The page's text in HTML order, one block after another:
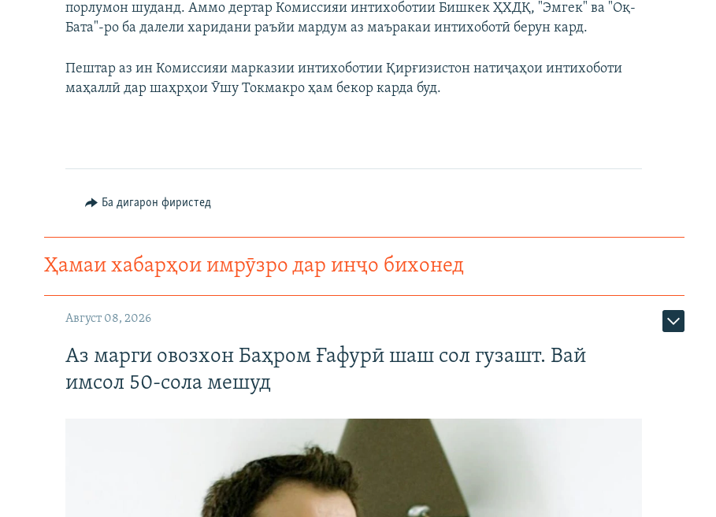
порлумон шуданд. Аммо дертар Комиссияи интихоботии Бишкек ҲХДҚ, "Эмгек" ва "Оқ-
Бата"-ро ба далели харидани раъйи мардум аз маъракаи интихоботӣ берун кард.
Пештар аз ин Комиссияи марказии интихоботии Қирғизистон натиҷаҳои интихоботи
маҳаллӣ дар шаҳрҳои Ӯшу Токмакро ҳам бекор карда буд.
Ба дигарон фиристед
Ҳамаи хабарҳои имрӯзро дар инҷо бихонед
Август 08, 2026
Аз марги овозхон Баҳром Ғафурӣ шаш сол гузашт. Вай
имсол 50-сола мешуд